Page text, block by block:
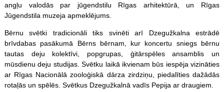
angļu valodās par jūgendstilu Rīgas arhitektūrā, un Rīgas
Jūgendstila muzeja apmeklējums.
Bērnu svētki tradicionāli tiks svinēti arī Dzegužkalna estrādē
brīvdabas pasākumā Bērns bērnam, kur koncertu sniegs bērnu
tautas deju kolektīvi, popgrupas, ģitārspēlesansamblis un
mūsdienu deju studijas. Svētku laikā ikvienam būs iespēja vizināties
ar Rīgas Nacionālā zooloģiskā dārza zirdziņu, piedalīties dažādās
rotaļās un spēlēs. Svētkus Dzegužkalnā vadīs Pepija ar draugiem.